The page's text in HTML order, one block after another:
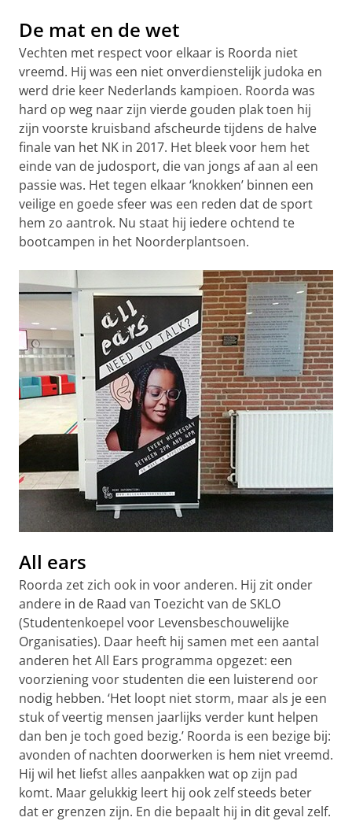
De mat en de wet
Vechten met respect voor elkaar is Roorda niet
vreemd. Hij was een niet onverdienstelijk judoka en
werd drie keer Nederlands kampioen. Roorda was
hard op weg naar zijn vierde gouden plak toen hij
zijn voorste kruisband afscheurde tijdens de halve
finale van het NK in 2017. Het bleek voor hem het
einde van de judosport, die van jongs af aan al een
passie was. Het tegen elkaar ‘knokken’ binnen een
veilige en goede sfeer was een reden dat de sport
hem zo aantrok. Nu staat hij iedere ochtend te
bootcampen in het Noorderplantsoen.
All ears
Roorda zet zich ook in voor anderen. Hij zit onder
andere in de Raad van Toezicht van de SKLO
(Studentenkoepel voor Levensbeschouwelijke
Organisaties). Daar heeft hij samen met een aantal
anderen het All Ears programma opgezet: een
voorziening voor studenten die een luisterend oor
nodig hebben. ‘Het loopt niet storm, maar als je een
stuk of veertig mensen jaarlijks verder kunt helpen
dan ben je toch goed bezig.’ Roorda is een bezige bij:
avonden of nachten doorwerken is hem niet vreemd.
Hij wil het liefst alles aanpakken wat op zijn pad
komt. Maar gelukkig leert hij ook zelf steeds beter
dat er grenzen zijn. En die bepaalt hij in dit geval zelf.